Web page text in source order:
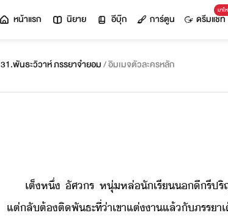
หน้าแรก นิยาย อีบุ๊ก การ์ตูน
มาใ
ดรีมแชท
31.พันธะวิวาห์ ภรรยาจำยอม/ อิมเมจตัวละครหลัก
เต็​หึ่​ ​ัศ​ร​ ​หุ่​หล่ั​เรี​​ีรี​ปริ
แต่ลั​ต้​ติพั​ธะ​ที่่า​เขา​แต่า​แล้​ั​ภรรา​